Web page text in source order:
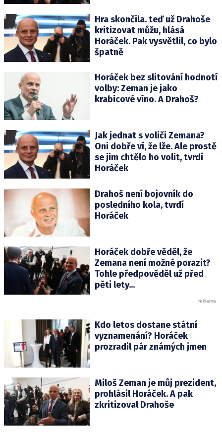
Hra skončila. teď už Drahoše
kritizovat můžu, hlásá
Horáček. Pak vysvětlil, co bylo
špatně
Horáček bez slitování hodnotí
volby: Zeman je jako
krabicové víno. A Drahoš?
Jak jednat s voliči Zemana?
Oni dobře ví, že lže. Ale prostě
se jim chtělo ho volit, tvrdí
Horáček
Drahoš není bojovník do
posledního kola, tvrdí
Horáček
Horáček dobře věděl, že
Zemana není možné porazit?
Tohle předpověděl už před
pěti lety...
Kdo letos dostane státní
vyznamenání? Horáček
prozradil pár známých jmen
Miloš Zeman je můj prezident,
prohlásil Horáček. A pak
zkritizoval Drahoše